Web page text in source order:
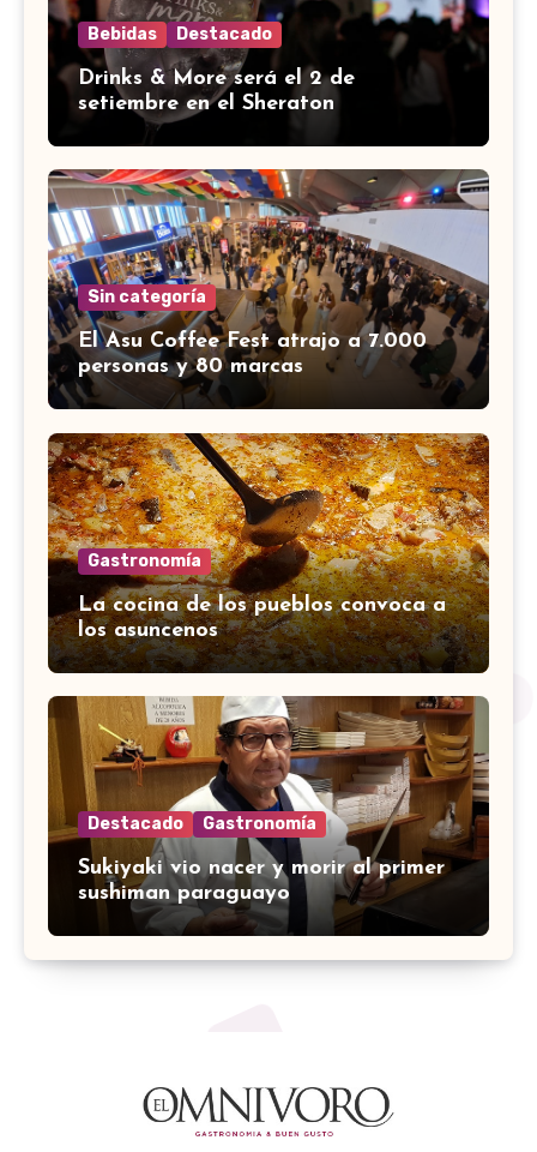
Bebidas Destacado
Drinks & More será el 2 de
setiembre en el Sheraton
Sin categoría
El Asu Coffee Fest atrajo a 7.000
personas y 80 marcas
Gastronomía
La cocina de los pueblos convoca a
los asuncenos
Destacado Gastronomía
Sukiyaki vio nacer y morir al primer
sushiman paraguayo